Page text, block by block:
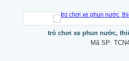
trò chơi xe phun nước,
Mã SP: